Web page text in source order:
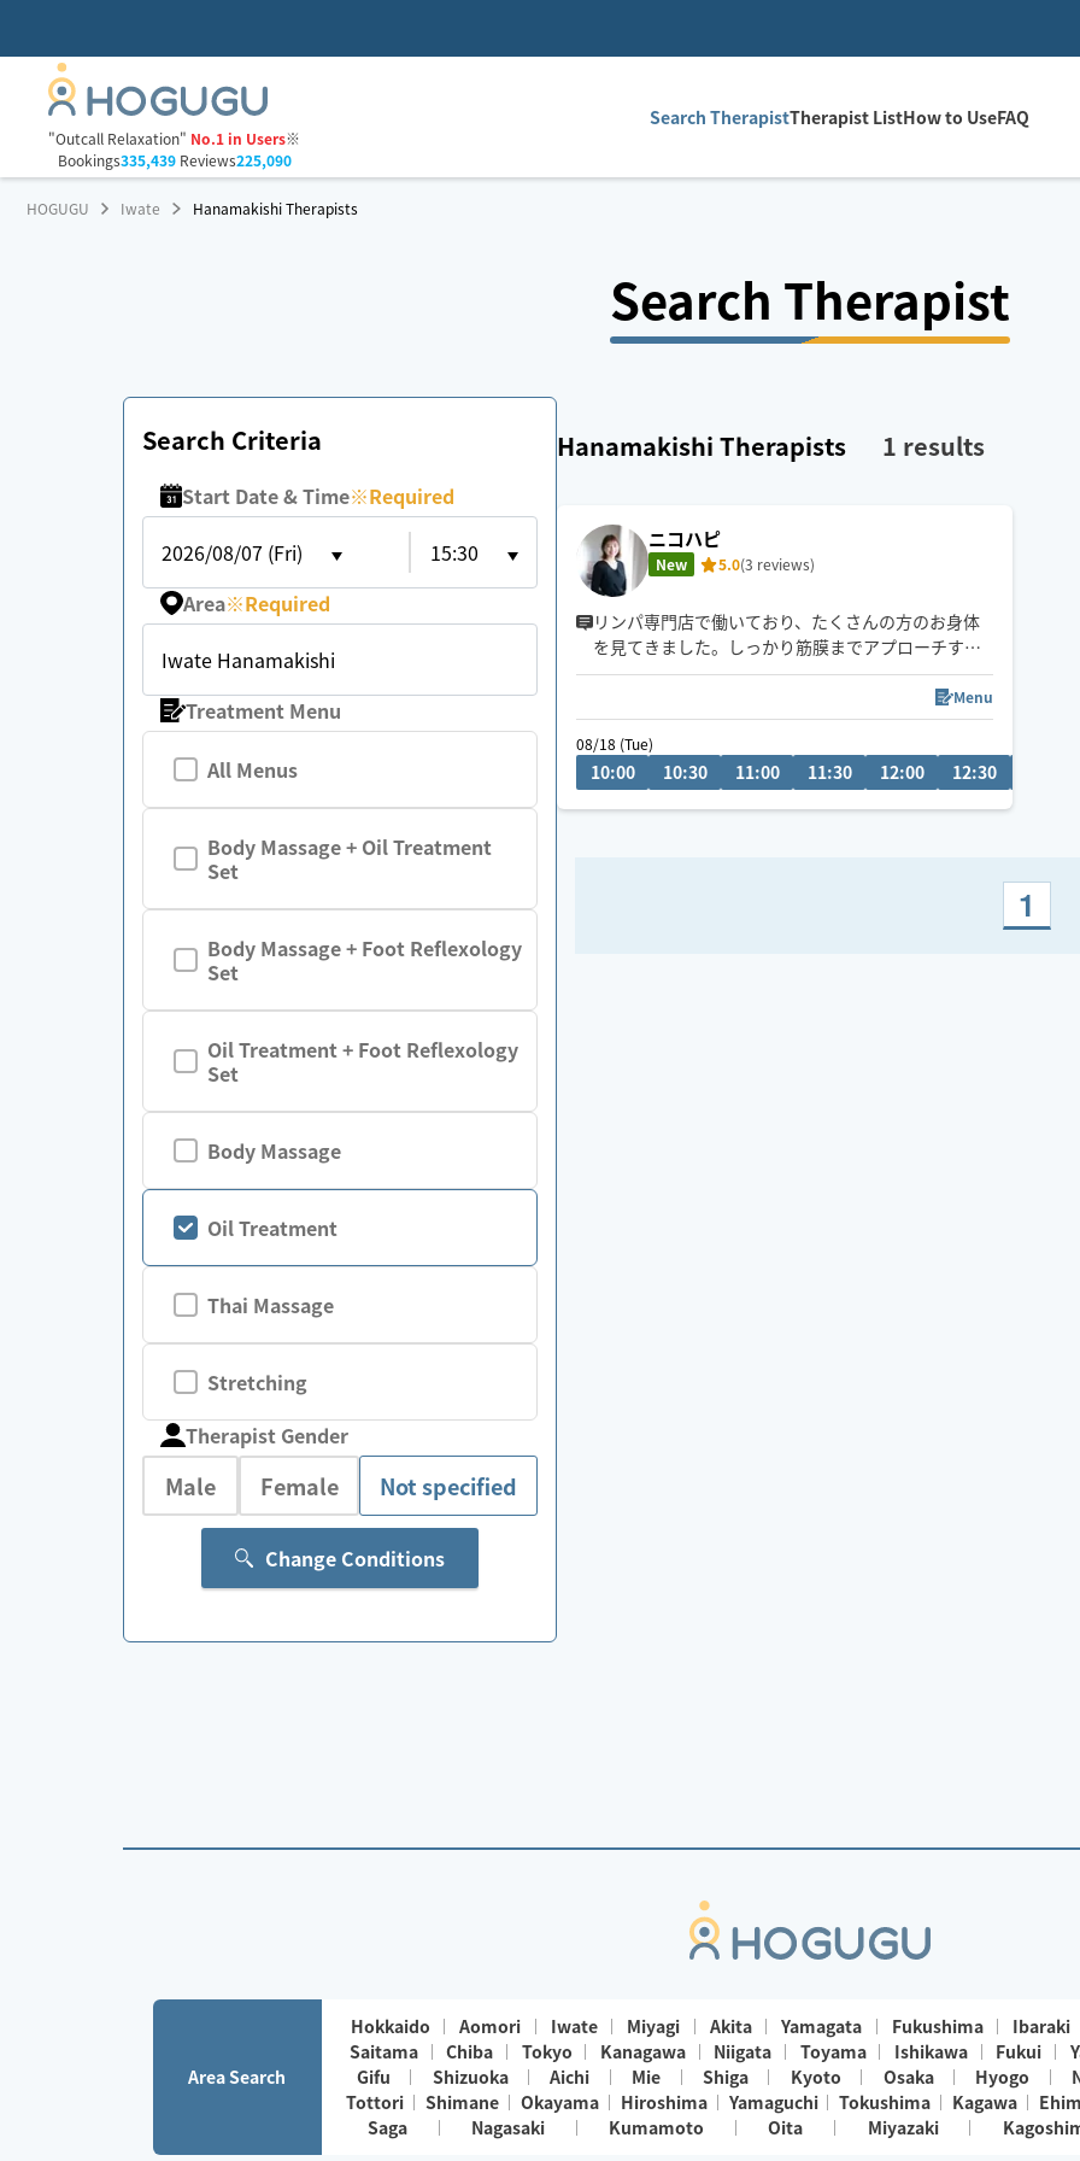
"Outcall Relaxation" No.1 in Users※
Bookings335,439Reviews225,090
Search TherapistTherapist ListHow to UseFAQ
HOGUGU Iwate Hanamakishi Therapists
Search Therapist
Search Criteria
Start Date & Time※Required
2026/08/07 (Fri)
15:30
Area※Required
Iwate Hanamakishi
Treatment Menu
All Menus
Body Massage + Oil Treatment
Set
Body Massage + Foot Reflexology
Set
Oil Treatment + Foot Reflexology
Set
Body Massage
Oil Treatment
Thai Massage
Stretching
Therapist Gender
Male Female Not specified
Change Conditions
Hanamakishi Therapists 1 results
ニコハピ
New 5.0(3 reviews)
リンパ専門店で働いており、たくさんの方のお身体
を見てきました。しっかり筋膜までアプローチする
施術が得意としています。
慢性的な肩こり、腰痛、むくみなどの疲労感はあり
ませんか？心身ともにスッキリすること間違いなし
です✨
花巻市、北上市、金ヶ崎町にお住まいの方限定でお
Menu
08/18 (Tue)
10:00 10:30 11:00 11:30 12:00 12:30
1
Area Search
Hokkaido Aomori Iwate Miyagi Akita Yamagata Fukushima Ibaraki
Saitama
Chiba Tokyo Kanagawa Niigata Toyama Ishikawa Fukui
Gifu
Shizuoka Aichi Mie Shiga Kyoto Osaka Hyogo
Tottori
Shimane Okayama Hiroshima Yamaguchi Tokushima Kagawa
Saga
Nagasaki Kumamoto Oita Miyazaki